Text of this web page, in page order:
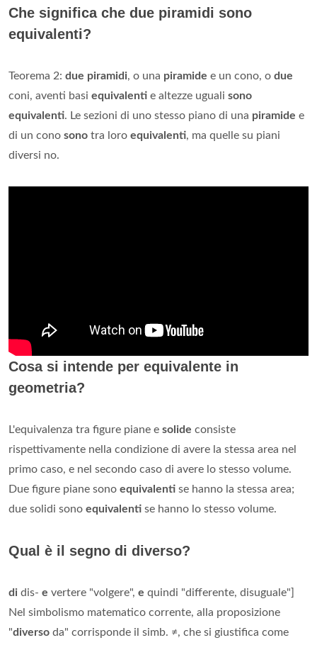
Che significa che due piramidi sono
equivalenti?
Teorema 2: due piramidi, o una piramide e un cono, o due
coni, aventi basi equivalenti e altezze uguali sono
equivalenti. Le sezioni di uno stesso piano di una piramide e
di un cono sono tra loro equivalenti, ma quelle su piani
diversi no.
Cosa si intende per equivalente in
geometria?
L'equivalenza tra figure piane e solide consiste
rispettivamente nella condizione di avere la stessa area nel
primo caso, e nel secondo caso di avere lo stesso volume.
Due figure piane sono equivalenti se hanno la stessa area;
due solidi sono equivalenti se hanno lo stesso volume.
Qual è il segno di diverso?
di dis- e vertere "volgere", e quindi "differente, disuguale"]
Nel simbolismo matematico corrente, alla proposizione
"diverso da" corrisponde il simb. ≠, che si giustifica come